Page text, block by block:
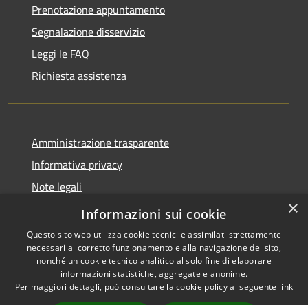
Prenotazione appuntamento
Segnalazione disservizio
Leggi le FAQ
Richiesta assistenza
Amministrazione trasparente
Informativa privacy
Note legali
Dichiarazione di accessibilità
Accessibilità
Copyright © 2026 • Comune di
Marliana • Powered by
×
Informazioni sui cookie
Questo sito web utilizza cookie tecnici e assimilati strettamente
necessari al corretto funzionamento e alla navigazione del sito,
nonché un cookie tecnico analitico al solo fine di elaborare
informazioni statistiche, aggregate e anonime.
Per maggiori dettagli, può consultare la cookie policy al seguente link